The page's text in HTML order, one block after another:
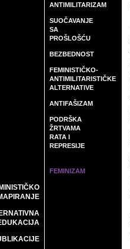
ANTIMILITARIZAM
SUOČAVANJE
SA
PROŠLOŠĆU
BEZBEDNOST
FEMINISTIČKO-
ANTIMILITARISTIČKE
ALTERNATIVE
ANTIFAŠIZAM
PODRŠKA
ŽRTVAMA
RATA I
REPRESIJE
FEMINIZAM